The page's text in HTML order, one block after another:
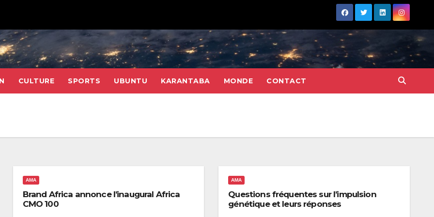
CULTURE SPORTS UBUNTU KARANTABA MONDE CONTACT
AMA
Brand Africa annonce l’inaugural Africa
CMO 100
AMA
Questions fréquentes sur l’impulsion
génétique et leurs réponses